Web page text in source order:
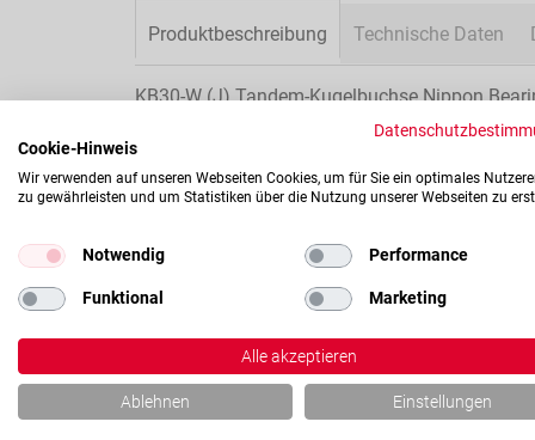
Produktbeschreibung
KB30-W (J) Tandem-Kugelbuchse Nippon
- mit Stahlkäfig
- geschlossen
Tandemkugelbuchse mit doppelter Steifigkeit
Lieferumfang.
Technische Daten
Kompatibel mit
Konfigurierbar
Cookie-Hinweis
Wir verwenden auf unseren Webseiten Cookies, um für Sie ein optimales
zu gewährleisten und um Statistiken über die Nutzung unserer Webseiten zu
Notwendig Performance
Funktional Marketing
Alle akzeptieren
Ablehnen Einstellungen